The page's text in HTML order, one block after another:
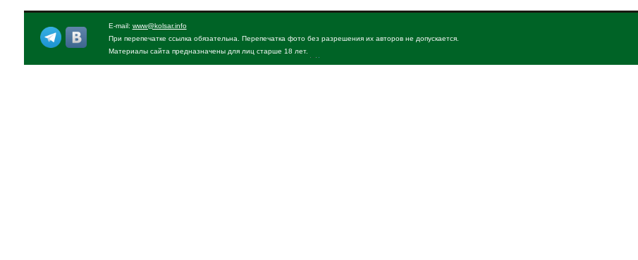
E-mail: www@kolsar.info
При перепечатке ссылка обязательна. Перепечатка фото без разрешения их авторов не допускается.
Материалы сайта предназначены для лиц старше 18 лет.